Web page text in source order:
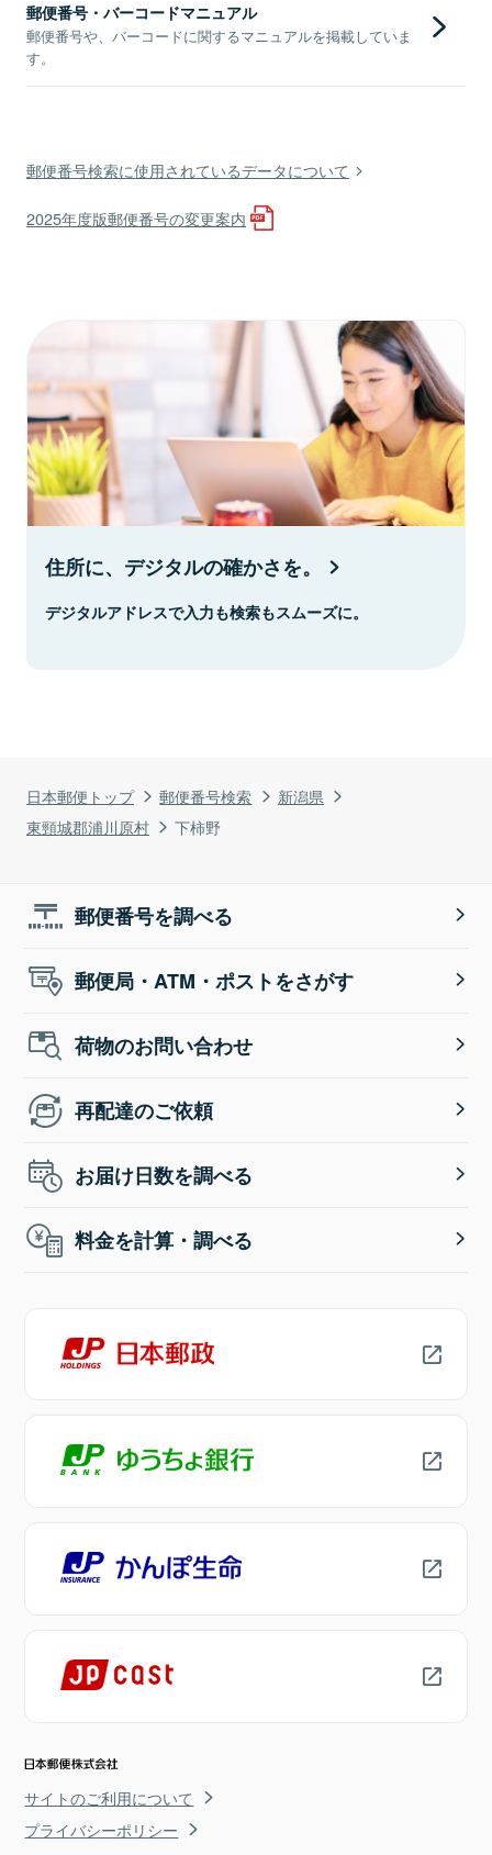
日本郵便トップ 郵便番号検索
新潟県
東頸城郡浦川原村
下柿野
郵便番号・バーコードマニュアル
郵便番号や、バーコードに関するマニュアルを掲載していま
す。
郵便番号検索に使用されているデータについて
2025年度版郵便番号の変更案内
住所に、デジタルの確かさを。
デジタルアドレスで入力も検索もスムーズに。
郵便番号を調べる
郵便局・ATM・ポストをさがす
荷物のお問い合わせ
再配達のご依頼
お届け日数を調べる
料金を計算・調べる
サイトのご利用について
プライバシーポリシー